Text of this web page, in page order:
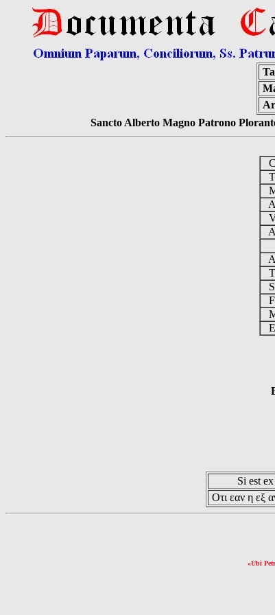
Sancto Alberto Magno Patrono
Si est
Οτι εαν η εξ
«Ubi